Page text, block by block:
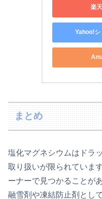
楽
Yahoo!シ
まとめ
塩化マグネシウムはドラ
取り扱いが限られていま
ーナーで見つかることが
融雪剤や凍結防止剤とし